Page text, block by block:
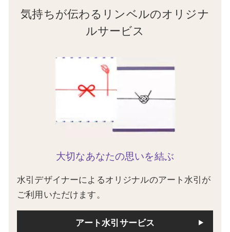
気持ちが伝わるリンベルのオリジナ
ルサービス
大切なあなたの思いを結ぶ
水引デザイナーによるオリジナルのアート水引が
ご利用いただけます。
アート水引サービス